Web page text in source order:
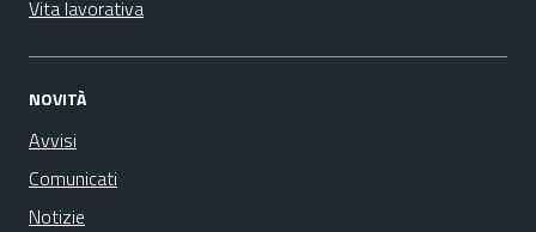
Vita lavorativa
NOVITÀ
Avvisi
Comunicati
Notizie